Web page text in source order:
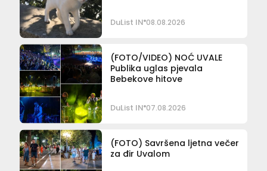
DuList IN 08.08.2026
(FOTO/VIDEO) NOĆ UVALE
Publika uglas pjevala
Bebekove hitove
DuList IN 07.08.2026
(FOTO) Savršena ljetna večer
za đir Uvalom